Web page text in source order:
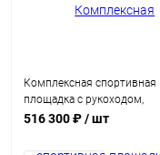
Комплексная спортивная
площадка с рукоходом,
турниками, брусьями,
516 300 ₽/ шт